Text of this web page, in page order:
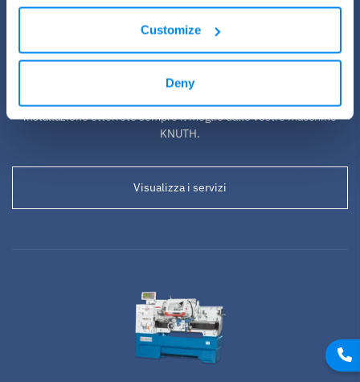
Customize
Deny
Servizio da KNUTH
Tutte le macchine necessitano periodicamente di un pit stop.
installazione otterrete sempre il meglio dalle vostre macchine
KNUTH.
Visualizza i servizi